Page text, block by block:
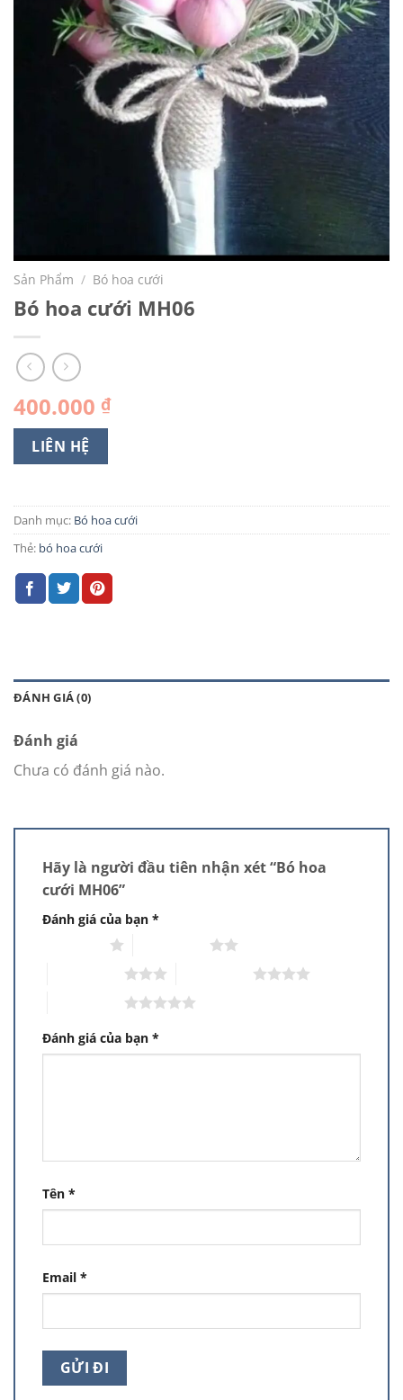
Sản Phẩm / Bó hoa cưới
Bó hoa cưới MH06
400.000 ₫
LIÊN HỆ
Danh mục: Bó hoa cưới
Thẻ: bó hoa cưới
ĐÁNH GIÁ (0)
Đánh giá
Chưa có đánh giá nào.
Hãy là người đầu tiên nhận xét “Bó hoa
cưới MH06”
Đánh giá của bạn *
Đánh giá của bạn *
Tên *
Email *